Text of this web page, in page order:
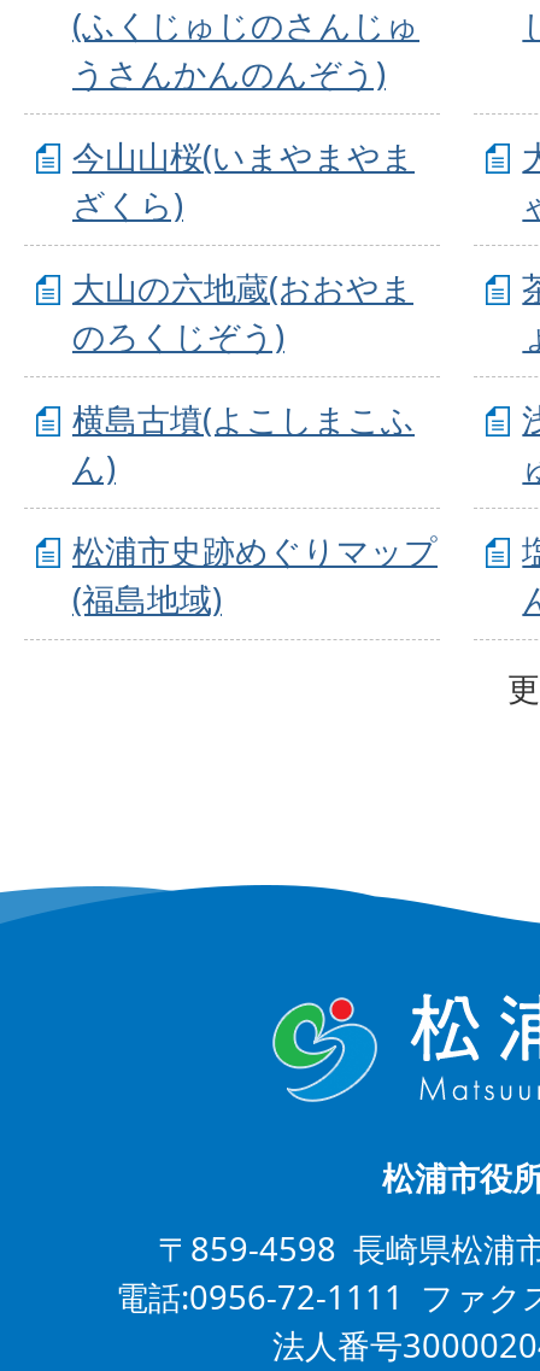
(ふくじゅじのさんじゅ
うさんかんのんぞう)
今山山桜(いまやまやま
ざくら)
大山の六地蔵(おおやま
のろくじぞう)
横島古墳(よこしまこふ
ん)
松浦市史跡めぐりマップ
(福島地域)
松浦市役
〒859-4598 長崎県松浦
電話:0956-72-1111 ファ
法人番号